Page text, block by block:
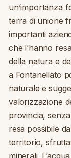
un’importanza
terra di unione
importanti
che l’hanno
della natura e
a Fontanellato
naturale e
valorizzazione
provincia,
resa possibile
territorio,